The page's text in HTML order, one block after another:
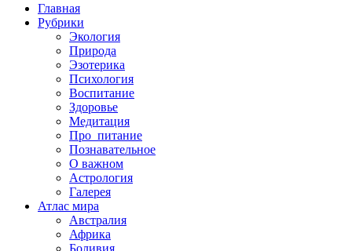
Главная
Рубрики
Экология
Природа
Эзотерика
Психология
Воспитание
Здоровье
Медитация
Про_питание
Познавательное
О важном
Астрология
Галерея
Атлас мира
Австралия
Африка
Боливия